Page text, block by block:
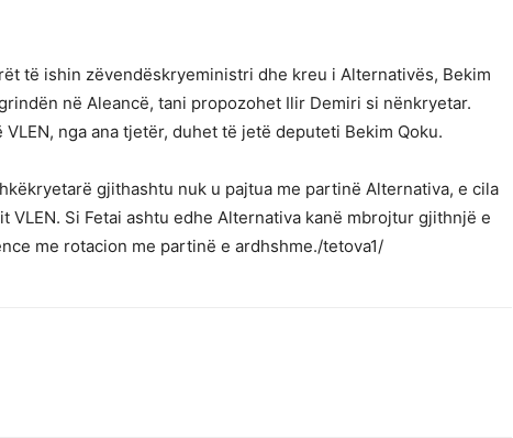
të ishin zëvendëskryeministri dhe kreu i Alternativës, Bekim
në Aleancë, tani propozohet Ilir Demiri si nënkryetar.
nga ana tjetër, duhet të jetë deputeti Bekim Qoku.
gjithashtu nuk u pajtua me partinë Alternativa, e cila
VLEN. Si Fetai ashtu edhe Alternativa kanë mbrojtur gjithnjë e
me rotacion me partinë e ardhshme./tetova1/